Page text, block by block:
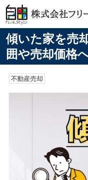
傾いた家を売
囲や売却価格
不動産売却